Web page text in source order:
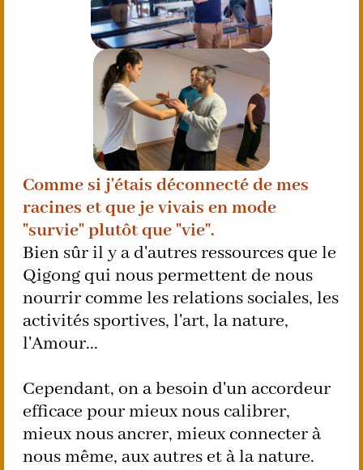
Comme si j'étais déconnecté de mes
racines et que je vivais en mode
"survie" plutôt que "vie".
Bien sûr il y a d'autres ressources que le
Qigong qui nous permettent de nous
nourrir comme les relations sociales, les
activités sportives, l'art, la nature,
l'Amour...
Cependant, on a besoin d'un accordeur
efficace pour mieux nous calibrer,
mieux nous ancrer, mieux connecter à
nous même, aux autres et à la nature.